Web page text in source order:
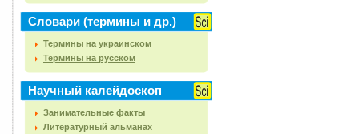
Словари (термины и др.)
Термины на украинском
Термины на русском
Научный калейдоскоп
Занимательные факты
Литературный альманах